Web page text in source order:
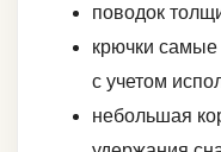
поводок
крючки
с учетом
небольшая